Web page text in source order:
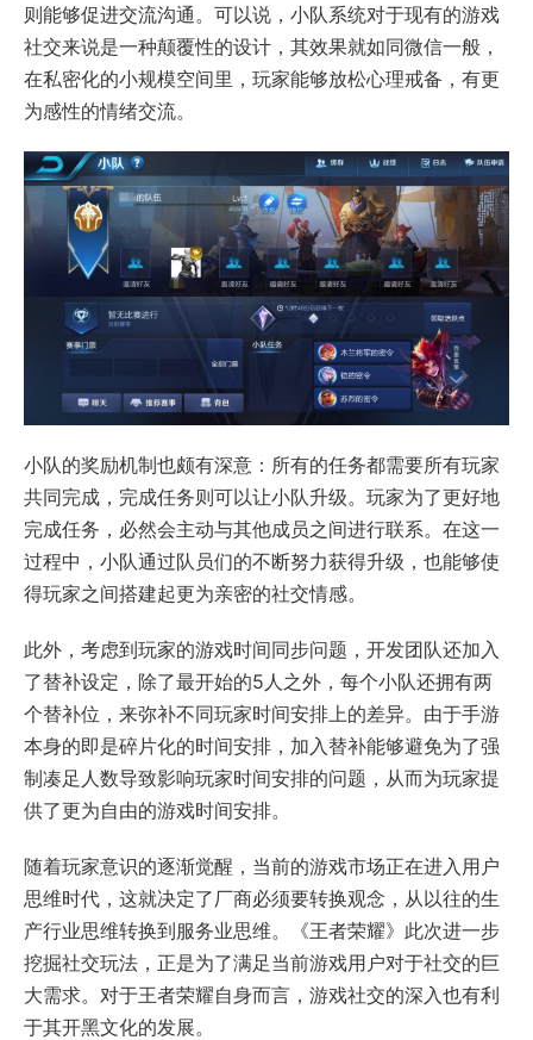
则能够促进交流沟通。可以说，小队系统对于现有的游戏
社交来说是一种颠覆性的设计，其效果就如同微信一般，
在私密化的小规模空间里，玩家能够放松心理戒备，有更
为感性的情绪交流。
小队的奖励机制也颇有深意：所有的任务都需要所有玩家
共同完成，完成任务则可以让小队升级。玩家为了更好地
完成任务，必然会主动与其他成员之间进行联系。在这一
过程中，小队通过队员们的不断努力获得升级，也能够使
得玩家之间搭建起更为亲密的社交情感。
此外，考虑到玩家的游戏时间同步问题，开发团队还加入
了替补设定，除了最开始的5人之外，每个小队还拥有两
个替补位，来弥补不同玩家时间安排上的差异。由于手游
本身的即是碎片化的时间安排，加入替补能够避免为了强
制凑足人数导致影响玩家时间安排的问题，从而为玩家提
供了更为自由的游戏时间安排。
随着玩家意识的逐渐觉醒，当前的游戏市场正在进入用户
思维时代，这就决定了厂商必须要转换观念，从以往的生
产行业思维转换到服务业思维。《王者荣耀》此次进一步
挖掘社交玩法，正是为了满足当前游戏用户对于社交的巨
大需求。对于王者荣耀自身而言，游戏社交的深入也有利
于其开黑文化的发展。